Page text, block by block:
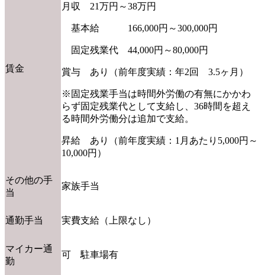
賃金
月収 21万円～38万円
基本給 166,000円～300,000円
固定残業代 44,000円～80,000円
賞与 あり（前年度実績：年2回 3.5ヶ月）
※固定残業手当は時間外労働の有無にかかわ
らず固定残業代として支給し、36時間を超え
る時間外労働分は追加で支給。
昇給 あり（前年度実績：1月あたり5,000円～
10,000円）
その他の手
当
家族手当
通勤手当 実費支給（上限なし）
マイカー通
勤
可 駐車場有